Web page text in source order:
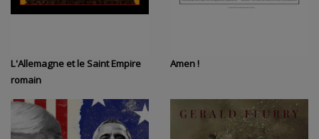
L'Allemagne et le Saint Empire
romain
Amen !